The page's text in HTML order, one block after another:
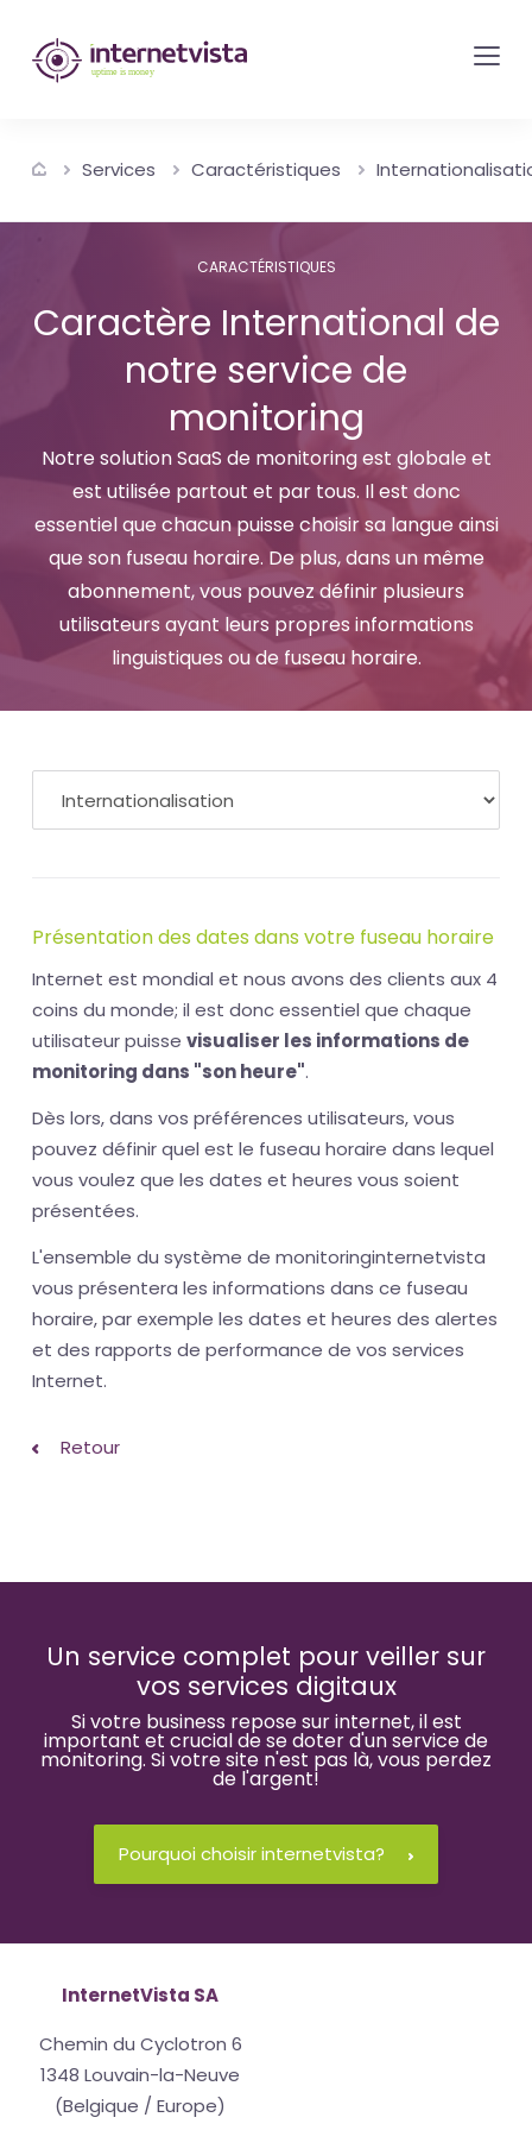
internetvista
monitoring
surveillance
de
site
de
services
is
money
Services Caractéristiques
CARACTÉRISTIQUES
Caractère International de
notre service de
monitoring
Notre solution SaaS de monitoring est globale et
est utilisée partout et par tous. Il est donc
essentiel que chacun puisse choisir sa langue ainsi
que son fuseau horaire. De plus, dans un même
abonnement, vous pouvez définir plusieurs
utilisateurs ayant leurs propres informations
linguistiques ou de fuseau horaire.
Présentation des dates dans votre fuseau horaire
Internet est mondial et nous avons des clients aux 4
coins du monde; il est donc essentiel que chaque
utilisateur puisse visualiser les informations de
monitoring dans "son heure".
Dès lors, dans vos préférences utilisateurs, vous
pouvez définir quel est le fuseau horaire dans lequel
vous voulez que les dates et heures vous soient
présentées.
L'ensemble du système de monitoringinternetvista
vous présentera les informations dans ce fuseau
horaire, par exemple les dates et heures des alertes
et des rapports de performance de vos services
Internet.
Retour
Un service complet pour veiller sur
vos services digitaux
Si votre business repose sur internet, il est
important et crucial de se doter d'un service de
monitoring. Si votre site n'est pas là, vous perdez
de l'argent!
Pourquoi choisir internetvista?
InternetVista SA
Chemin du Cyclotron 6
1348 Louvain-la-Neuve
(Belgique / Europe)